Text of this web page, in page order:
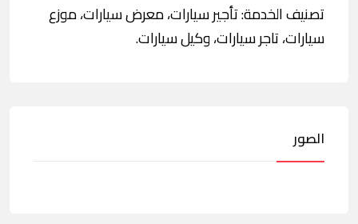
تصنيف الخدمة: تأجير سيارات، معرض سيارات، موزع
سيارات، تاجر سيارات، وكيل سيارات.
الصور